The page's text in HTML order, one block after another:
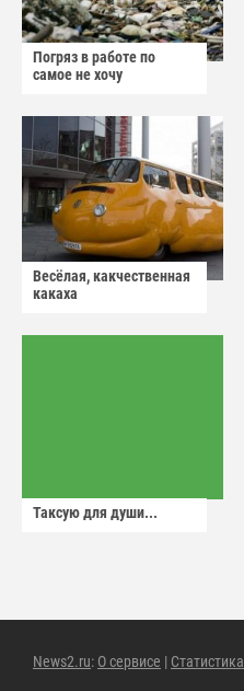
Погряз в работе по
самое не хочу
Весёлая, какчественная
какаха
Таксую для души...
News2.ru: О сервисе | Статистика